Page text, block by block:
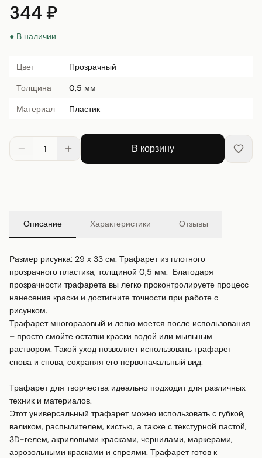
344 ₽
● В наличии
Цвет
Прозрачный
Толщина
0,5 мм
Материал
Пластик
1 В корзину
Описание Характеристики Отзывы
Размер рисунка: 29 х 33 см. Трафарет из плотного
прозрачного пластика, толщиной 0,5 мм.  Благодаря
прозрачности трафарета вы легко проконтролируете процесс
нанесения краски и достигните точности при работе с
рисунком.
Трафарет многоразовый и легко моется после использования
– просто смойте остатки краски водой или мыльным
раствором. Такой уход позволяет использовать трафарет
снова и снова, сохраняя его первоначальный вид.
Трафарет для творчества идеально подходит для различных
техник и материалов.
Этот универсальный трафарет можно использовать с губкой,
валиком, распылителем, кистью, а также с текстурной пастой,
3D-гелем, акриловыми красками, чернилами, маркерами,
аэрозольными красками и спреями. Трафарет готов к